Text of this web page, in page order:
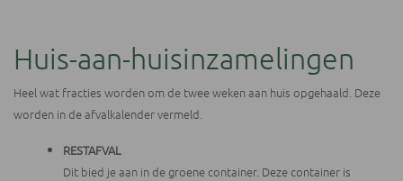
Huis-aan-huisinzamelingen
Heel wat fracties worden om de twee weken aan huis opgehaald. Deze
worden in de afvalkalender vermeld.
RESTAFVAL
Dit bied je aan in de groene container. Deze container is